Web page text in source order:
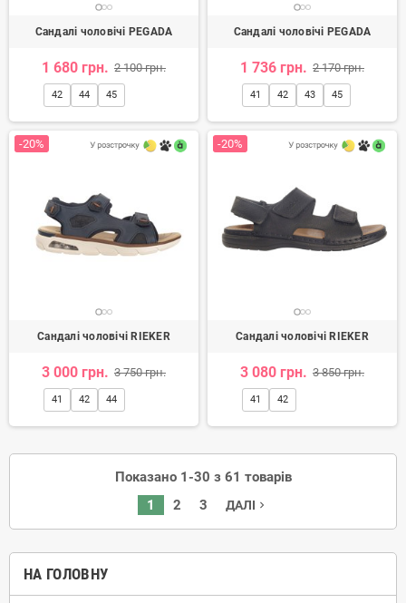
НА ГОЛОВНУ
Сандалі чоловічі PEGADA
1 680 грн. 2 100 грн.
42 44 45
Сандалі чоловічі PEGADA
1 736 грн. 2 170 грн.
41 42 43 45
-20%
Сандалі чоловічі RIEKER
3 000 грн. 3 750 грн.
41 42 44
-20%
Сандалі чоловічі RIEKER
3 080 грн. 3 850 грн.
41 42
Показано 1-30 з 61 товарів
1
2 3 ДАЛІ navigate_next